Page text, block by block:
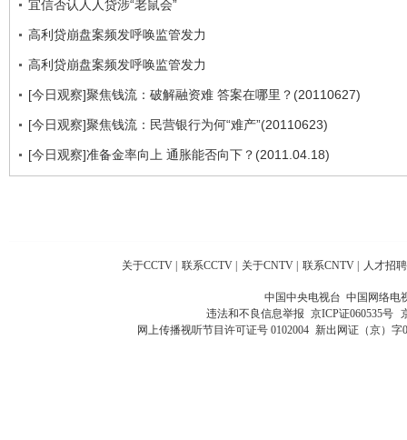
宜信否认人人贷涉“老鼠会”
高利贷崩盘案频发呼唤监管发力
高利贷崩盘案频发呼唤监管发力
[今日观察]聚焦钱流：破解融资难 答案在哪里？(20110627)
[今日观察]聚焦钱流：民营银行为何“难产”(20110623)
[今日观察]准备金率向上 通胀能否向下？(2011.04.18)
关于CCTV 联系CCTV 关于CNTV 联系CNTV 人才招聘
中国中央电视台 中国网络电
违法和不良信息举报 京ICP证060535号
网上传播视听节目许可证号 0102004 新出网证（京）